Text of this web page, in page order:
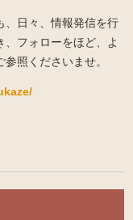
、日々、情報発信を行
、フォローをほど、よ
照くださいませ。